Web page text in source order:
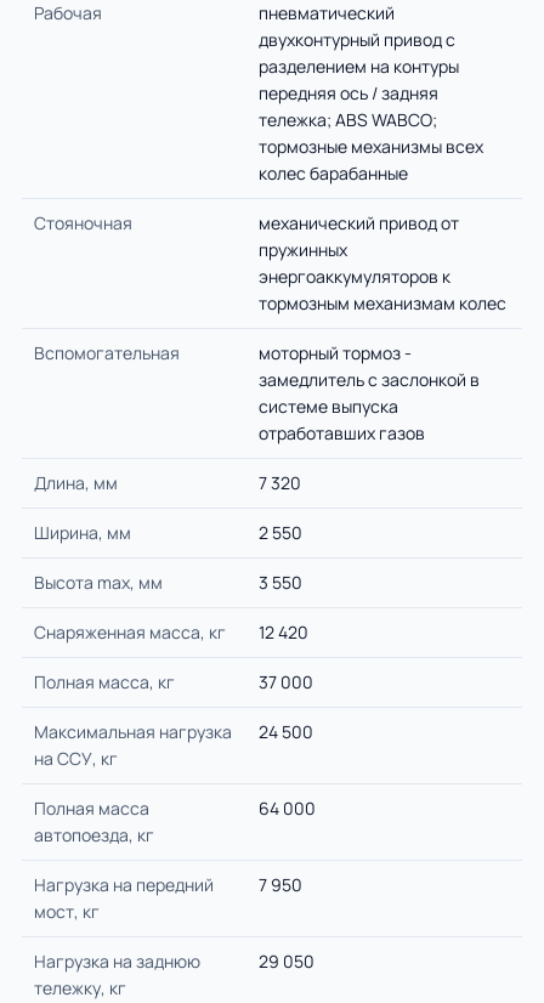
Рабочая
пневматический
двухконтурный привод с
разделением на контуры
передняя ось / задняя
тележка; ABS WABCO;
тормозные механизмы всех
колес барабанные
Стояночная
механический привод от
пружинных
энергоаккумуляторов к
тормозным механизмам колес
Вспомогательная
моторный тормоз -
замедлитель с заслонкой в
системе выпуска
отработавших газов
Длина, мм 7 320
Ширина, мм 2 550
Высота max, мм 3 550
Снаряженная масса, кг 12 420
Полная масса, кг 37 000
Максимальная нагрузка
на ССУ, кг
24 500
Полная масса
автопоезда, кг
64 000
Нагрузка на передний
мост, кг
7 950
Нагрузка на заднюю
тележку, кг
29 050